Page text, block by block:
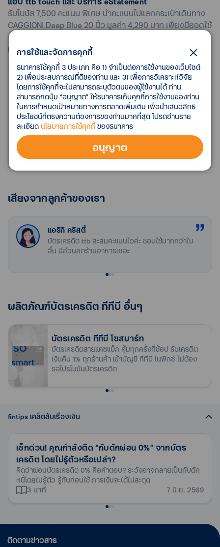
รับโบนัส 7,500 คะแนน พิเศษ นำคะแนนไปแลกกระเป๋าเดินทาง
CAGGIONI Deep Blue 20 นิ้ว มูลค่า 4,290 บาท เพียงมียอดใช้
จ่ายสะสม 15,000 บาทขึ้นไป ภายใน 30 วัน นับจากวันที่ได้รับ
การอนุมัติบัตร และใช้ตามที่เงื่อนไขกำหนด
สิทธิประโยชน์
ทุก 10 บาท รับ 1 คะแนน
รับคะแนนทุกการใช้จ่าย
เงื่อนไข
ใช้คะแนนเท่ายอดซื้อ แลก Cashback สูงสุด 12% ณ ร้านค้าที่
ร่วมรายการ
รับความคุ้มครองประกันอุบัติเหตุจากการเดินทาง วงเงินสูงสุด
ผ่อน 0% นาน 3 เดือน ทุกร้าน ทุกรายการ
ใหม่! บริการ QR Scan-to-Pay
สแกน QR Code จ่ายด้วยบัตรเครดิต ttb ได้แล้ว ผ่านแอป ttb
ข้อมูลทั่วไป
เอกสารที่เกี่ยวข้อง
ข้อมูลสำคัญของผลิตภัณฑ์บัตรเครดิตทีทีบี โซ ฟาสต์
เอกสารแสดงผลิตภัณฑ์ บัตรเครดิต ทีทีบี
คุณสมบัติผู้สมัคร
หลักเกณฑ์รายได้ (ยื่นเอกสารรายได้)
บัตรหลัก
มีฐานเงินเดือนตั้งแต่ 15,000 บาท ขึ้นไป รับเงินเดือนผ่านการ
โอนเข้าบัญชี
ทำงานที่ปัจจุบันเกิน 4 เดือนขึ้นไป
ประกอบธุรกิจส่วนตัว
(นับจากวันที่จดทะเบียนกิจการ)
อายุตั้งแต่ 15 ปีขึ้นไป
ได้)
มีอายุระหว่าง 20 – 99 ปี
เท่านั้น
นำเงินฝากบัญชีออมทรัพย์ (ทีทีบี ออลล์ฟรี /ทีทีบี เบสิก) หรือ
บัญชีเงินฝากประจำ (ประเภท 3 เดือน 6 เดือน หรือ 12 เดือน)
ของผู้สมัครที่มีอยู่กับธนาคาร ทีทีบี มาค้ำประกัน วงเงินตั้งแต่
15,000 บาท ขึ้นไป โดย ต้องเป็นบัญชีเงินฝากที่ไม่ติดภาระค้ำประ
กันใดๆ (ทั้งนี้ ยอดเงินที่นำมาค้ำประกัน จะไม่สามารถเบิกถอนได้
เอกสารประกอบการสมัคร
ผู้มีรายได้ประจำ
สำเนาทะเบียนบ้าน หรือ ใบขับขี่ หรือ หนังสือเดินทาง หรือ ใบ
แจ้งหนี้/ใบเสร็จค่าน้ำค่าไฟฟ้า หรือ แบบแสดงรายการภาษีเงิน
ตัวประชาชน (เฉพาะกรณีสมัครกับเจ้าหน้าที่ให้บริการทาง
โทรศัพท์และบูธให้บริการบัตรเครดิตเท่านั้น)
สำเนา หรือ ต้นฉบับ สลิปเงินเดือน 1 เดือน (ย้อนหลังได้ไม่
(อายุไม่เกิน 2 เดือนนับจากวันที่ออกหนังสือรับรอง)
บัญชี)
สำเนา หนังสือรับรองรายได้ ที่แสดงรายได้อื่น ๆ โดยจะต้อง
ชี้แจง รายละเอียดรายได้อื่น ๆ ในแต่ละเดือน ย้อนหลัง 6 เดือน
ต่อเนื่อง และ
สำเนาบัตรประชาชน
แจ้งหนี้/ใบเสร็จค่าน้ำค่าไฟฟ้า หรือ แบบแสดงรายการภาษีเงิน
ได้บุคคลธรรมดา (หน้าแรก) เพื่อใช้ยืนยันตัวตนคู่กับบัตรประจำ
ตัวประชาชน (เฉพาะกรณีสมัครกับเจ้าหน้าที่ให้บริการทาง
โทรศัพท์และบูธให้บริการบัตรเครดิตเท่านั้น)
สำเนาบัญชีธนาคารที่ใช้หมุนเวียนในธุรกิจ ย้อนหลัง 6 เดือน
สำเนาหนังสือรับรองการจดทะเบียนบริษัท (อายุไม่เกิน 3 เดือน)
และสำเนาบัญชีรายชื่อผู้ถือหุ้น (อายุไม่เกิน 3 เดือน)
ติดตามผลการสมัครบัตรเครดิต ทีทีบี ได้ง่าย ๆ ตลอด 24 ชั่วโมง
www.ttbbank.com/th/ttb-touch/status-tracking
สอบถามได้ที่ ttb contact center 1428 ได้ตลอด 24 ชั่วโมง ทั้งนี้
หากธนาคารได้รับเอกสารครบถ้วนแล้ว จะมีการพิจารณาผลการ
SMS ตามหมายเลขโทรศัพท์ที่ให้ไว้กับธนาคาร หากไม่ได้รับการ
บัตรเครดิต ttb so fast มีค่าธรรมเนียมหรือไม่?
บัตรเครดิต ttb ไม่มีค่าธรรมเนียมแรกเข้าและค่าธรรมเนียม
เปิดใช้บริการบัตรเครดิต ttb ครั้งแรก ทำอย่างไร?
สามารถเปิดใช้งานบัตรเครดิต ttb ได้ด้วยตัวเองผ่านแอป
ttb touch หรือติอต่อ ttb contact center 1428 กด 2
หากบัตรเครดิตสูญหายหรือถูกขโมย ต้องทำอย่างไร?
อัตราดอกเบี้ยบัตรเครดิต อยู่ที่เท่าไหร่?
16.00% ต่อปี
มีค่าธรรมเนียมการเบิกถอนเงินสดจากบัตรเครดิต ttb ที่
2.5% (ยังไม่รวมภาษีมูลค่าเพิ่ม (VAT))
เสียงจากลูกค้าของเรา
แอริกิ คริสตี้
บัตรเครดิต ttb สะสมคะแนนไวค่ะ ชอบใช้มากกว่าใบ
อื่น มีส่วนลดร้านอาหารเยอะ
ผลิตภัณฑ์บัตรเครดิต ทีทีบี อื่นๆ
บัตรเครดิต ทีทีบี โซสมาร์ท
บัตรเครดิตสายแคชแบ็ก คุ้มทุกครั้งที่ช้อป รับเครดิต
เงินคืน 1% ทุกร้านค้า เข้าบัญชี ทีทีบี โนฟิกซ์ ไม่ต้อง
รอโปรโมชันบัตรเครดิต
fintips เคล็ดลับเรื่องเงิน
เช็กด่วน! คุณกำลังติด “กับดักผ่อน 0%” จากบัตร
เครดิต โดยไม่รู้ตัวหรือเปล่า?
คิดว่าผ่อนบัตรเครดิต 0% คือคำตอบ? ระวังอาจกลายเป็นกับดัก
หนี้โดยไม่รู้ตัว รู้ทันก่อนใช้ การเงินจะได้ไม่สะดุด
3 นาที
7 มิ.ย. 2569
การใช้และจัดการคุกกี้
ธนาคารใช้คุกกี้ 3 ประเภท คือ 1) จำเป็นต่อการใช้งานของเว็บไซต์
2) เพื่อประสบการณ์ที่ดีของท่าน และ 3) เพื่อการวิเคราะห์วิจัย
โดยการใช้คุกกี้จะไม่สามารถระบุตัวตนของผู้ใช้งานได้ ท่าน
สามารถกดปุ่ม “อนุญาต” ให้ธนาคารเก็บคุกกี้การใช้งานของท่าน
ในการกำหนดเป้าหมายทางการตลาดเพิ่มเติม เพื่อนำเสนอสิทธิ
ประโยชน์ที่ตรงความต้องการของท่านมากที่สุด โปรดอ่านราย
ละเอียด นโยบายการใช้คุกกี้ของธนาคาร
อนุญาต
ติดตามข่าวสาร